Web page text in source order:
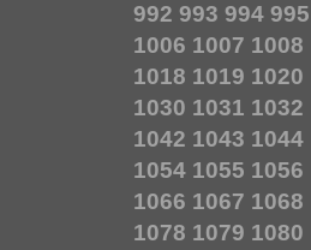
992 993 994 995
1006 1007 1008
1018 1019 1020
1030 1031 1032
1042 1043 1044
1054 1055 1056
1066 1067 1068
1078 1079 1080